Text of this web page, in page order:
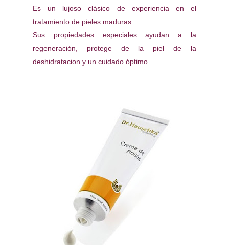
Es un lujoso clásico de experiencia en el
tratamiento de pieles maduras.
Sus propiedades especiales ayudan a la
regeneración, protege de la piel de la
deshidratacion y un cuidado óptimo.